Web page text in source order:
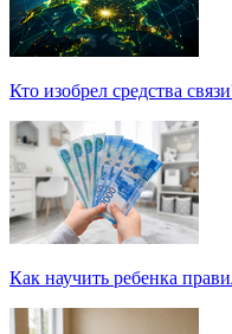
Кто изобрел средства
Как научить ребенка